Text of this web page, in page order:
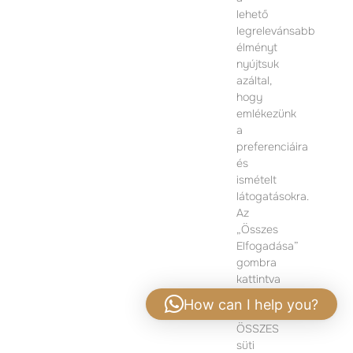
TOVÁBBI INFORMÁCIÓÉRT KÉRJÜK VEGYE FEL
VELÜNK A KAPCSOLATOT
How can I help you?
lehető
legrelevánsabb
élményt
nyújtsuk
azáltal,
hogy
emlékezünk
a
preferenciáira
és
ismételt
látogatásokra.
Az
„Összes
Elfogadása”
gombra
kattintva
az
ÖSSZES
süti